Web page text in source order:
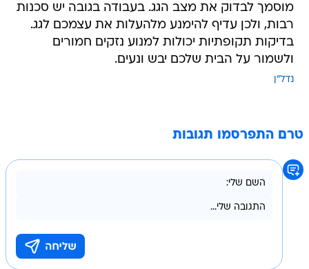
מוסמך לבדוק את מצב הגג. בעבודה בגובה יש סכנות
רבות, ולכן עדיף להימנע מלהעלות את עצמכם לגג.
בדיקות תקופתיות יכולות למנוע נזקים חמורים
ולשמור על הבית שלכם יבש ונעים.
נדל"ן
טרם התפרסמו תגובות